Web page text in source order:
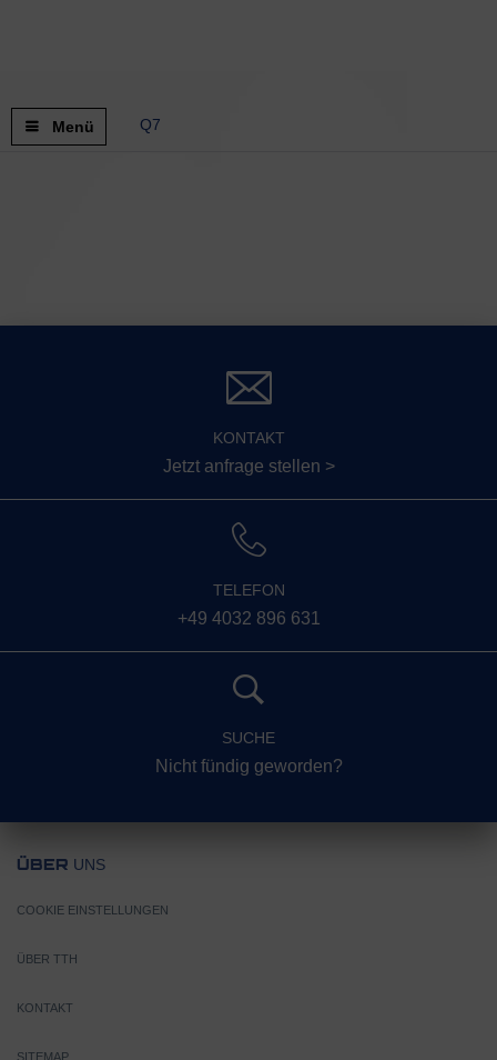
Menü Q7
KONTAKT
Jetzt anfrage stellen >
TELEFON
+49 4032 896 631
SUCHE
Nicht fündig geworden?
ÜBER UNS
COOKIE EINSTELLUNGEN
ÜBER TTH
KONTAKT
SITEMAP